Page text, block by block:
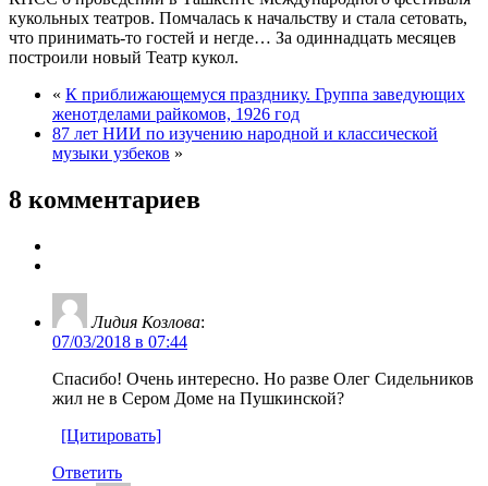
кукольных театров. Помчалась к начальству и стала сетовать,
что принимать-то гостей и негде… За одиннадцать месяцев
построили новый Театр кукол.
« К приближающемуся празднику. Группа заведующих
женотделами райкомов, 1926 год
87 лет НИИ по изучению народной и классической
музыки узбеков »
8 комментариев
Лидия Козлова:
07/03/2018 в 07:44
Спасибо! Очень интересно. Но разве Олег Сидельников
жил не в Сером Доме на Пушкинской?
[Цитировать]
Ответить